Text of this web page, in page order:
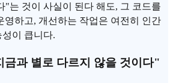
"는 것이 사실이 된다 해도, 그 코드를
영하고, 개선하는 작업은 여전히 인간
이 큽니다.
과 별로 다르지 않을 것이다"